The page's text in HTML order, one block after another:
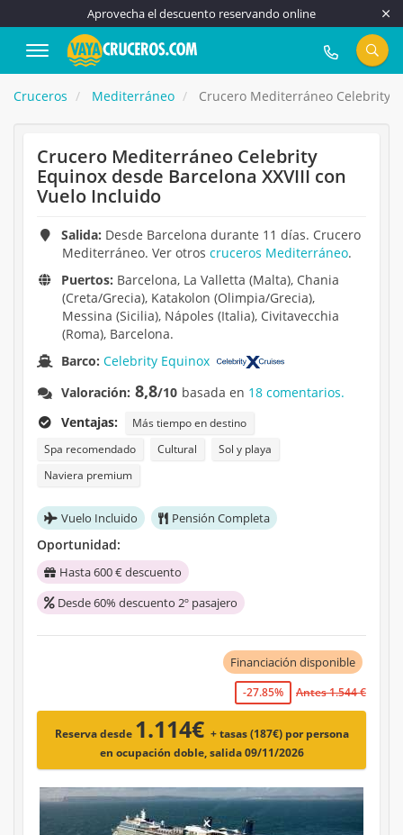
Aprovecha el descuento reservando online
917 815 555
Cruceros Mediterráneo Crucero Mediterráneo Celebrity
Crucero Mediterráneo Celebrity
Equinox desde Barcelona XXVIII con
Vuelo Incluido
Salida: Desde Barcelona durante 11 días. Crucero
Mediterráneo. Ver otros cruceros Mediterráneo.
Puertos: Barcelona, La Valletta (Malta), Chania
(Creta/Grecia), Katakolon (Olimpia/Grecia),
Messina (Sicilia), Nápoles (Italia), Civitavecchia
(Roma), Barcelona.
Barco:Celebrity Equinox
Valoración: 8,8/10 basada en 18 comentarios.
Ventajas:
Más tiempo en destino
Spa recomendado
Cultural
Sol y playa
Naviera premium
Vuelo Incluido Pensión Completa
Oportunidad:
Hasta 600 € descuento
Desde 60% descuento 2º pasajero
Financiación disponible
-27.85% Antes 1.544 €
Reserva desde 1.114€ + tasas (187€) por persona
en ocupación doble, salida 09/11/2026